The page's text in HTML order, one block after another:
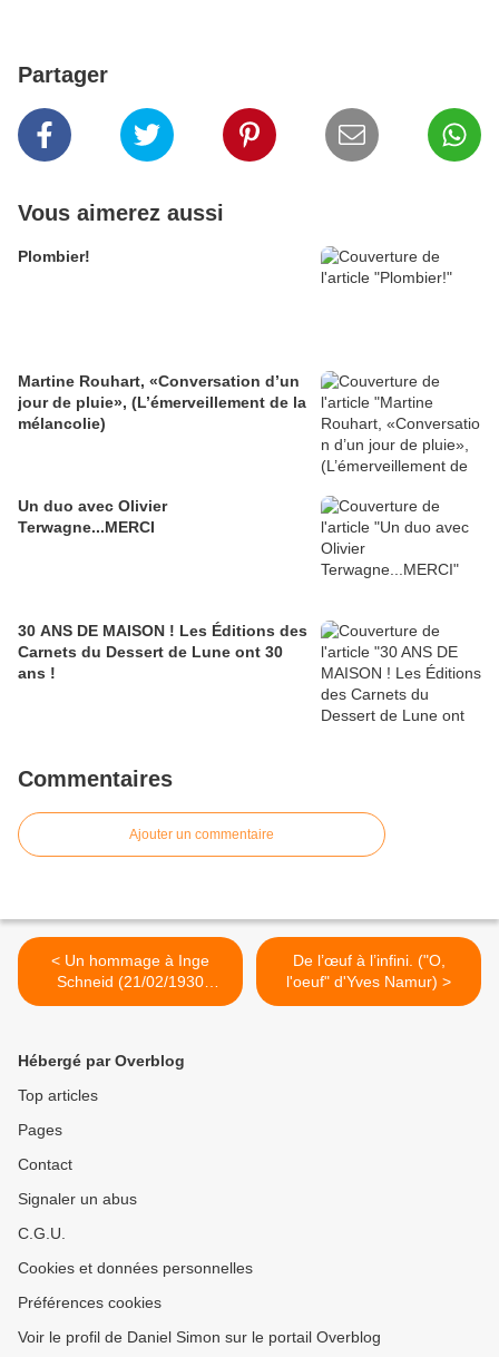
Partager
Vous aimerez aussi
Plombier!
Martine Rouhart, «Conversation d’un
jour de pluie», (L’émerveillement de la
mélancolie)
Un duo avec Olivier
Terwagne...MERCI
30 ANS DE MAISON ! Les Éditions des
Carnets du Dessert de Lune ont 30
ans !
Commentaires
Ajouter un commentaire
< Un hommage à Inge
Schneid (21/02/1930
Vienne - 24/12/2022
De l’œuf à l’infini. ("O,
l'oeuf" d'Yves Namur) >
Hébergé par Overblog
Top articles
Pages
Contact
Signaler un abus
C.G.U.
Cookies et données personnelles
Préférences cookies
Voir le profil de Daniel Simon sur le portail Overblog